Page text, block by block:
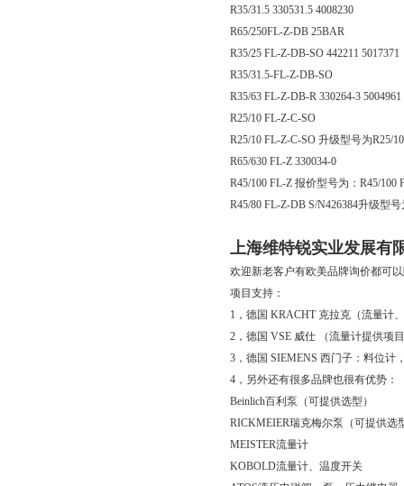
R35/31.5 330531.5 4008230
R65/250FL-Z-DB 25BAR
R35/25 FL-Z-DB-SO 442211 5017371
R35/31.5-FL-Z-DB-SO
R35/63 FL-Z-DB-R 330264-3 5004961
R25/10 FL-Z-C-SO
R25/10 FL-Z-C-SO 升级型号为R25/
R65/630 FL-Z 330034-0
R45/100 FL-Z 报价型号为：R45/100
R45/80 FL-Z-DB S/N426384升级型
上海维特锐实业发展有
欢迎新老客户有欧美品牌询价都可
项目支持：
1，德国 KRACHT 克拉克（流量计
2，德国 VSE 威仕 （流量计提供项
3，德国 SIEMENS 西门子：料位计
4，另外还有很多品牌也很有优势：
Beinlich百利泵（可提供选型）
RICKMEIER瑞克梅尔泵（可提供选
MEISTER流量计
KOBOLD流量计、温度开关